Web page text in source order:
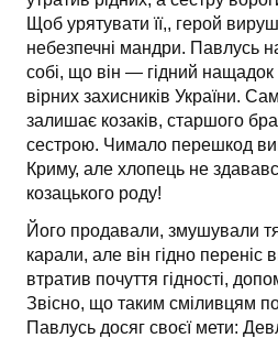
Щоб урятувати її,, герой
небезпечні мандри. Павлусь
собі, що він — гідний нащадок
вірних захисників України.
залишає козаків, старшого
сестрою. Чимало перешкод
Криму, але хлопець не
козацького роду!
Його продавали, змушували
карали, але він гідно переніс
втратив почуття гідності,
Звісно, що таким сміливцям
Павлусь досяг своєї мети: